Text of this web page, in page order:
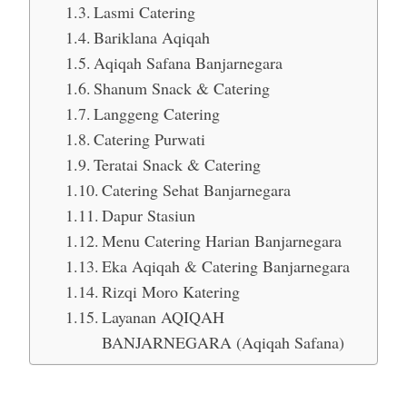
Lasmi Catering
Bariklana Aqiqah
Aqiqah Safana Banjarnegara
Shanum Snack & Catering
Langgeng Catering
Catering Purwati
Teratai Snack & Catering
Catering Sehat Banjarnegara
Dapur Stasiun
Menu Catering Harian Banjarnegara
Eka Aqiqah & Catering Banjarnegara
Rizqi Moro Katering
Layanan AQIQAH
BANJARNEGARA (Aqiqah Safana)